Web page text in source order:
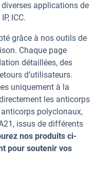
applications de
ICC.
grâce à nos outils de
Chaque page
détaillées, des
d’utilisateurs.
uniquement à la
les anticorps
polyclonaux,
issus de différents
nos produits ci-
pour soutenir vos